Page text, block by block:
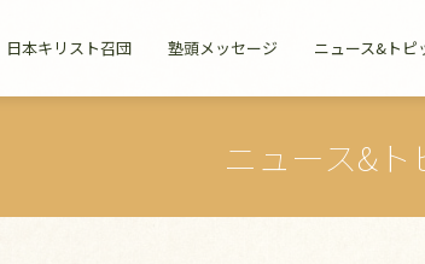
日本キリスト召団 塾頭メッセージ ニュース&トピ
ニュース&ト